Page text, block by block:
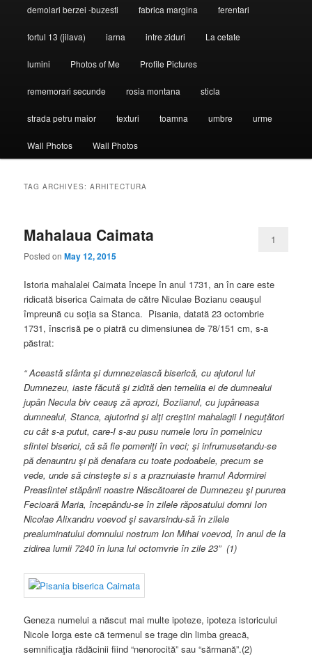
demolari berzei -buzesti fabrica margina ferentari
fortul 13 (jilava) iarna intre ziduri La cetate
lumini Photos of Me Profile Pictures
rememorari secunde rosia montana sticla
strada petru maior texturi toamna umbre urme
Wall Photos Wall Photos
TAG ARCHIVES:ARHITECTURA
Mahalaua Caimata
Posted onMay 12, 2015
1
Istoria mahalalei Caimata începe în anul 1731, an în care este
ridicată biserica Caimata de către Niculae Bozianu ceauşul
împreună cu soţia sa Stanca. Pisania, datată 23 octombrie
1731, înscrisă pe o piatră cu dimensiunea de 78/151 cm, s-a
păstrat:
“ Această sfânta şi dumnezeiască biserică, cu ajutorul lui
Dumnezeu, iaste făcută şi zidită den temeliia ei de dumnealui
jupân Necula biv ceauş ză aprozi, Boziianul, cu jupâneasa
dumnealui, Stanca, ajutorind şi alţi creştini mahalagii I neguţători
cu cât s-a putut, care-I s-au pusu numele loru în pomelnicu
sfintei biserici, că să fie pomeniţi în veci; şi infrumusetandu-se
pă denauntru şi pă denafara cu toate podoabele, precum se
vede, unde să cinsteşte si s a praznuiaste hramul Adormirei
Preasfintei stăpânii noastre Născătoarei de Dumnezeu şi pururea
Fecioară Maria, începându-se în zilele răposatului domni Ion
Nicolae Alixandru voevod şi savarsindu-să în zilele
prealuminatului domnului nostrum Ion Mihai voevod, în anul de la
zidirea lumii 7240 în luna lui octomvrie în zile 23” (1)
Geneza numelui a născut mai multe ipoteze, ipoteza istoricului
Nicole Iorga este că termenul se trage din limba greacă,
semnificaţia rădăcinii fiind “nenorocită” sau “sărmană”.(2)